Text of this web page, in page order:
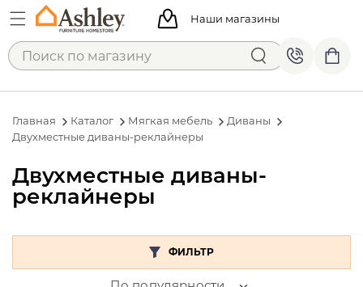
Наши магазины
Главная Каталог Мягкая мебель
Диваны
Двухместные диваны-реклайнеры
Двухместные диваны-
реклайнеры
ФИЛЬТР